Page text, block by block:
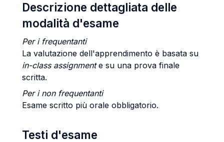
Descrizione dettagliata delle
modalità d'esame
Per i frequentanti
La valutazione dell'apprendimento è basata su
in-class assignmente su una prova finale
scritta.
Per i non frequentanti
Esame scritto più orale obbligatorio.
Testi d'esame